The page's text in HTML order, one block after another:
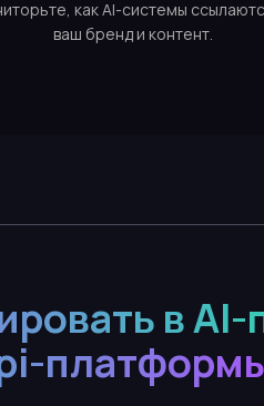
как AI-системы
ваш бренд и контент.
в